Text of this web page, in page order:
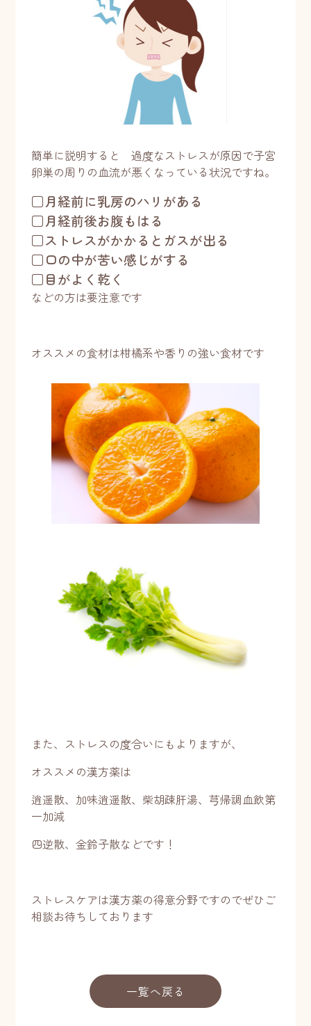
簡単に説明すると 過度なストレスが原因で子宮
卵巣の周りの血流が悪くなっている状況ですね。
□月経前に乳房のハリがある
□月経前後お腹もはる
□ストレスがかかるとガスが出る
□口の中が苦い感じがする
□目がよく乾く
などの方は要注意です
オススメの食材は柑橘系や香りの強い食材です
また、ストレスの度合いにもよりますが、
オススメの漢方薬は
逍遥散、加味逍遥散、柴胡疎肝湯、芎帰調血飲第
一加減
四逆散、金鈴子散などです！
ストレスケアは漢方薬の得意分野ですのでぜひご
相談お待ちしております
一覧へ戻る